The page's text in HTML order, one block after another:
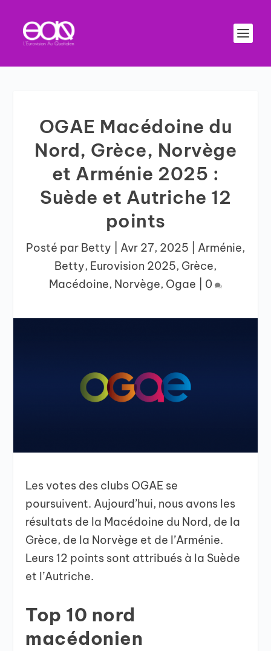
OGAE Macédoine du
Nord, Grèce, Norvège
et Arménie 2025 :
Suède et Autriche 12
points
Posté par Betty Avr 27, 2025 Arménie,
Betty, Eurovision 2025, Grèce,
Macédoine, Norvège, Ogae 0
Les votes des clubs OGAE se
poursuivent. Aujourd’hui, nous avons les
résultats de la Macédoine du Nord, de la
Grèce, de la Norvège et de l’Arménie.
Leurs 12 points sont attribués à la Suède
et l’Autriche.
Top 10 nord
macédonien